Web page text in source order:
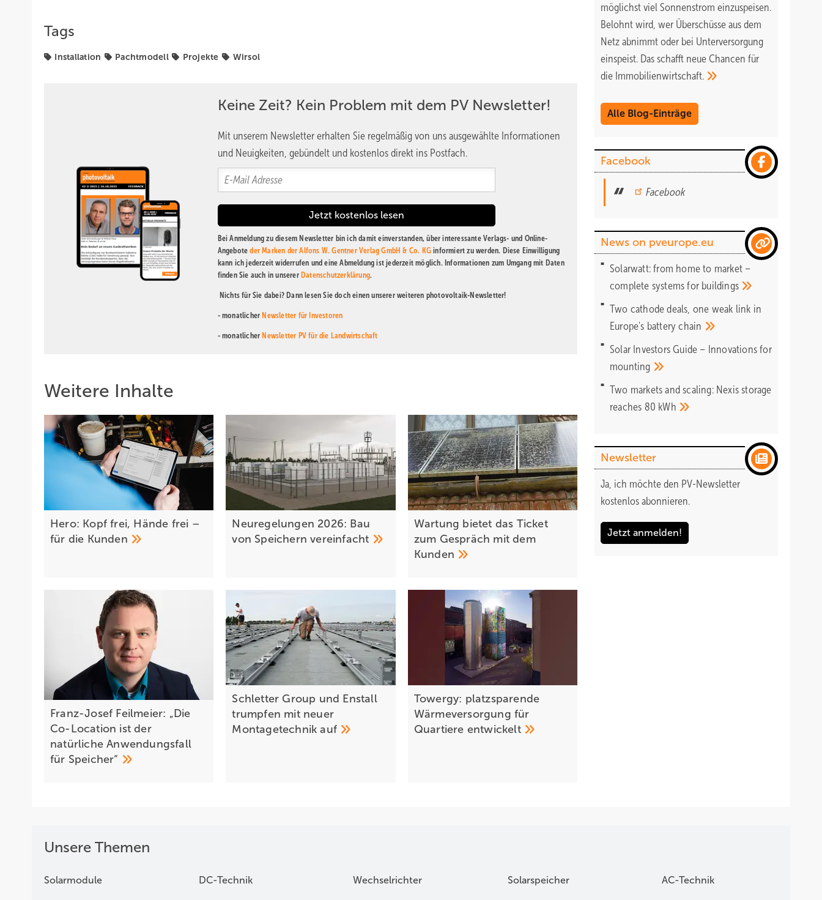
Tags
Installation Pachtmodell Projekte Wirsol
Keine Zeit? Kein Problem mit dem PV Newsletter!
Mit unserem Newsletter erhalten Sie regelmäßig von uns ausgewählte Informationen
und Neuigkeiten, gebündelt und kostenlos direkt ins Postfach.
Bei Anmeldung zu diesem Newsletter bin ich damit einverstanden, über interessante Verlags- und Online-
Angeboteder Marken der Alfons W. Gentner Verlag GmbH & Co. KG informiert zu werden. Diese Einwilligung
kann ich jederzeit widerrufen und eine Abmeldung ist jederzeit möglich. Informationen zum Umgang mit Daten
finden Sie auch in unserer Datenschutzerklärung.
Nichts für Sie dabei? Dann lesen Sie doch einen unserer weiteren photovoltaik-Newsletter!
- monatlicher Newsletter für Investoren
- monatlicher Newsletter PV für die Landwirtschaft
Weitere Inhalte
Hero: Kopf frei, Hände frei –
für die Kunden
Neuregelungen 2026: Bau
von Speichernvereinfacht
Wartung bietet das Ticket
zum Gespräch mit dem
Kunden
Franz-Josef Feilmeier: „Die
Co-Location ist der
natürliche Anwendungsfall
für Speicher“
Schletter Group und Enstall
trumpfen mit neuer
Montagetechnikauf
Towergy: platzsparende
Wärmeversorgung für
Quartiere entwickelt
möglichst viel Sonnenstrom einzuspeisen.
Belohnt wird, wer Überschüsse aus dem
Netz abnimmt oder bei Unterversorgung
einspeist. Das schafft neue Chancen für
die Immobilienwirtschaft.
Alle Blog-Einträge
Facebook
Facebook
News on pveurope.eu
Solarwatt: from home to market –
complete systems for buildings
Two cathode deals, one weak link in
Europe's batterychain
Solar Investors Guide – Innovations for
mounting
Two markets and scaling: Nexis storage
reaches 80 kWh
Newsletter
Ja, ich möchte den PV-Newsletter
kostenlos abonnieren.
Jetzt anmelden!
Unsere Themen
Solarmodule DC-Technik Wechselrichter Solarspeicher AC-Technik